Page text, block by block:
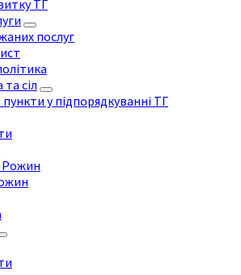
ТГ
послуг
та сіл
пункти у підпорядкуванні ТГ
Рожин